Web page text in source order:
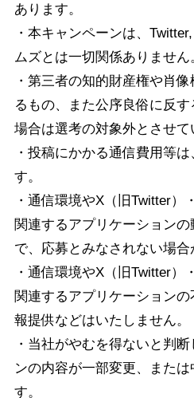
あります。
・本キャンペーンは、
ムズとは一切関係ありません
・第三者の知的財産権や肖
るもの、また公序良俗に反
場合は選考の対象外とさせて
・投稿にかかる通信費用等
す。
・通信環境やX（旧Twitter）
関連するアプリケーション
で、応募とみなされない場合
・通信環境やX（旧Twitter）
関連するアプリケーション
報提供などはいたしません。
・当社がやむを得ないと判
ンの内容が一部変更、また
す。